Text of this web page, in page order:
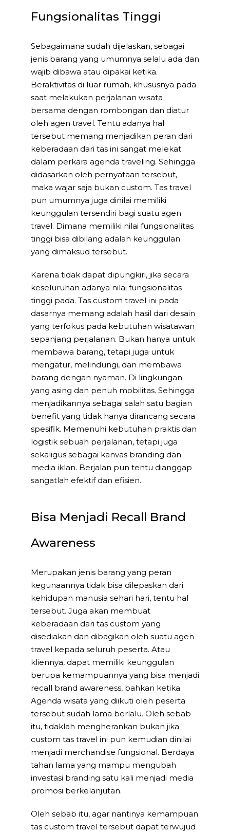
Fungsionalitas Tinggi
Sebagaimana sudah dijelaskan, sebagai
jenis barang yang umumnya selalu ada dan
wajib dibawa atau dipakai ketika.
Beraktivitas di luar rumah, khususnya pada
saat melakukan perjalanan wisata
bersama dengan rombongan dan diatur
oleh agen travel. Tentu adanya hal
tersebut memang menjadikan peran dari
keberadaan dari tas ini sangat melekat
dalam perkara agenda traveling. Sehingga
didasarkan oleh pernyataan tersebut,
maka wajar saja bukan custom. Tas travel
pun umumnya juga dinilai memiliki
keunggulan tersendiri bagi suatu agen
travel. Dimana memiliki nilai fungsionalitas
tinggi bisa dibilang adalah keunggulan
yang dimaksud tersebut.
Karena tidak dapat dipungkiri, jika secara
keseluruhan adanya nilai fungsionalitas
tinggi pada. Tas custom travel ini pada
dasarnya memang adalah hasil dari desain
yang terfokus pada kebutuhan wisatawan
sepanjang perjalanan. Bukan hanya untuk
membawa barang, tetapi juga untuk
mengatur, melindungi, dan membawa
barang dengan nyaman. Di lingkungan
yang asing dan penuh mobilitas. Sehingga
menjadikannya sebagai salah satu bagian
benefit yang tidak hanya dirancang secara
spesifik. Memenuhi kebutuhan praktis dan
logistik sebuah perjalanan, tetapi juga
sekaligus sebagai kanvas branding dan
media iklan. Berjalan pun tentu dianggap
sangatlah efektif dan efisien.
Bisa Menjadi Recall Brand
Awareness
Merupakan jenis barang yang peran
kegunaannya tidak bisa dilepaskan dari
kehidupan manusia sehari hari, tentu hal
tersebut. Juga akan membuat
keberadaan dari tas custom yang
disediakan dan dibagikan oleh suatu agen
travel kepada seluruh peserta. Atau
kliennya, dapat memiliki keunggulan
berupa kemampuannya yang bisa menjadi
recall brand awareness, bahkan ketika.
Agenda wisata yang diikuti oleh peserta
tersebut sudah lama berlalu. Oleh sebab
itu, tidaklah mengherankan bukan jika
custom tas travel ini pun kemudian dinilai
menjadi merchandise fungsional. Berdaya
tahan lama yang mampu mengubah
investasi branding satu kali menjadi media
promosi berkelanjutan.
Oleh sebab itu, agar nantinya kemampuan
tas custom travel tersebut dapat terwujud